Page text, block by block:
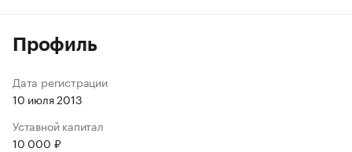
Профиль
Дата регистрации
10 июля 2013
Уставной капитал
10 000 ₽